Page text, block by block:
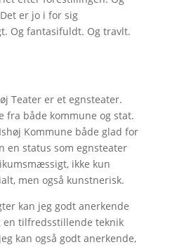
er jo i for sig
Og fantasifuldt. Og travlt.
Teater er et egnsteater.
fra både kommune og stat.
Kommune både glad for
en status som egnsteater
ikke kun
men også kunstnerisk.
kan jeg godt anerkende
en tilfredsstillende teknik
kan også godt anerkende,